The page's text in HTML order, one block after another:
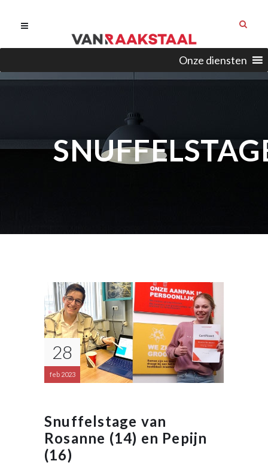
Onze diensten
28
feb 2023
Snuffelstage van
Rosanne (14) en Pepijn
(16)